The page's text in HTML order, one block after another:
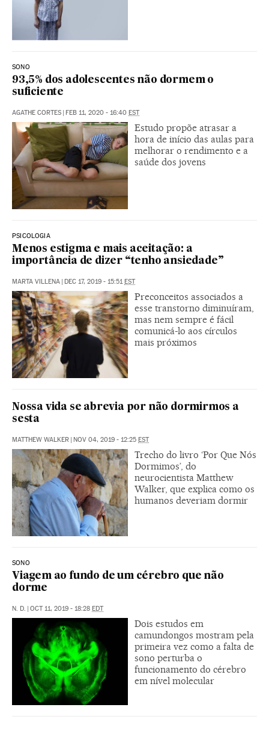
SONO
93,5% dos adolescentes não dormem o
suficiente
AGATHE CORTES FEB 11, 2020 - 16:40 EST
Estudo propõe atrasar a
hora de início das aulas para
melhorar o rendimento e a
saúde dos jovens
PSICOLOGIA
Menos estigma e mais aceitação: a
importância de dizer “tenho ansiedade”
MARTA VILLENA DEC 17, 2019 - 15:51 EST
Preconceitos associados a
esse transtorno diminuíram,
mas nem sempre é fácil
comunicá-lo aos círculos
mais próximos
Nossa vida se abrevia por não dormirmos a
sesta
MATTHEW WALKER | NOV 04, 2019 - 12:25 EST
Trecho do livro ‘Por Que Nós
Dormimos’, do
neurocientista Matthew
Walker, que explica como os
humanos deveriam dormir
SONO
Viagem ao fundo de um cérebro que não
dorme
N. D. | OCT 11, 2019 - 18:28 EDT
Dois estudos em
camundongos mostram pela
primeira vez como a falta de
sono perturba o
funcionamento do cérebro
em nível molecular